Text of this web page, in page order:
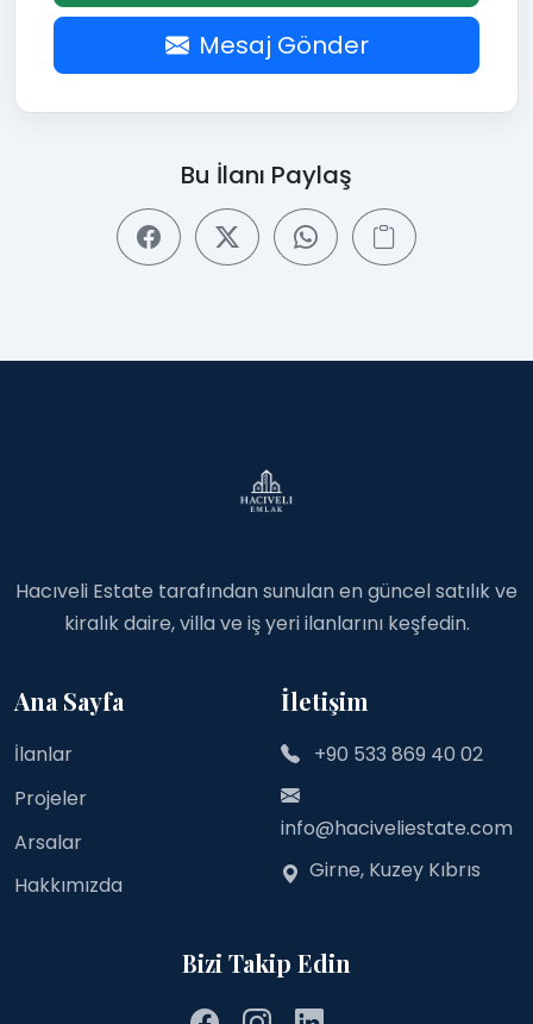
Mesaj Gönder
Bu İlanı Paylaş
Hacıveli Estate tarafından sunulan en güncel satılık ve
kiralık daire, villa ve iş yeri ilanlarını keşfedin.
Ana Sayfa
İlanlar
Projeler
Arsalar
Hakkımızda
İletişim
+90 533 869 40 02
info@haciveliestate.com
Girne, Kuzey Kıbrıs
Bizi Takip Edin